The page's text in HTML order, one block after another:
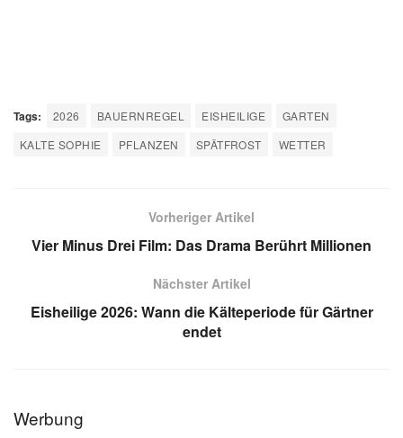
Tags: 2026 BAUERNREGEL EISHEILIGE
GARTEN
KALTE SOPHIE
PFLANZEN SPÄTFROST WETTER
Vorheriger Artikel
Vier Minus Drei Film: Das Drama Berührt Millionen
Nächster Artikel
Eisheilige 2026: Wann die Kälteperiode für Gärtner
endet
Werbung